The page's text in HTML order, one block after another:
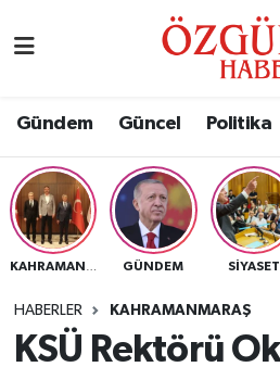
Gündem Güncel Politika
GÜNDEM SIYASET
HABERLER KAHRAMANMARAŞ
KSÜ Rektörü
Eğitim
Ekonomi
Güncel
Gündem
Nöbetçi Eczaneler
Namaz Vakitleri
Trafik Durumu
Süper Lig Puan Durumu
Tüm Manşetler